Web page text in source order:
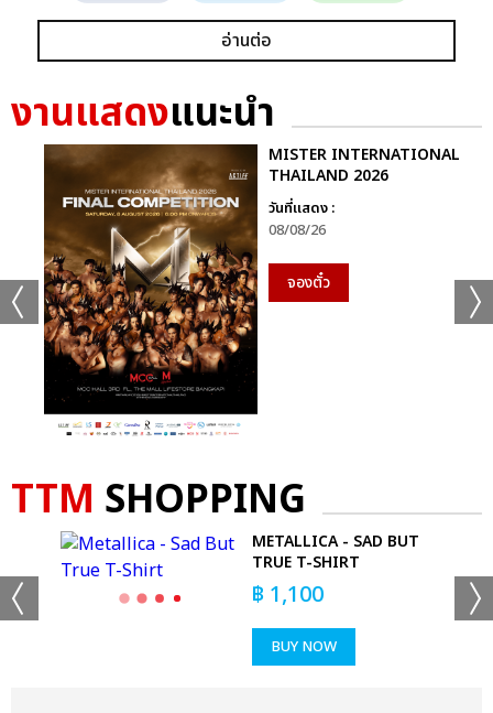
อ่านต่อ
งานแสดงแนะนำ
MISTER INTERNATIONAL
THAILAND 2026
วันที่แสดง :
08/08/26
จองตั๋ว
TTM SHOPPING
METALLICA - SAD BUT
TRUE T-SHIRT
฿ 1,100
BUY NOW